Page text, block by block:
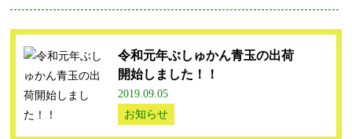
令和元年ぶしゅかん青玉の出荷
開始しました！！
2019.09.05
お知らせ